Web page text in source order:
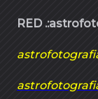
RED